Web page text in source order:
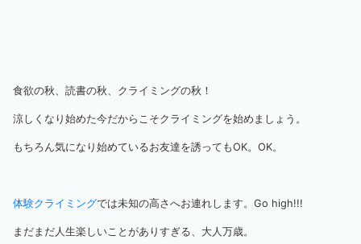
食欲の秋、読書の秋、クライミングの秋！
涼しくなり始めた今だからこそクライミングを始めましょう。
もちろん気になり始めているお友達を誘ってもOK。OK。
体験クライミングでは未知の高さへお連れします。Go high!!!
まだまだ人生楽しいことがありすぎる、大人万歳。